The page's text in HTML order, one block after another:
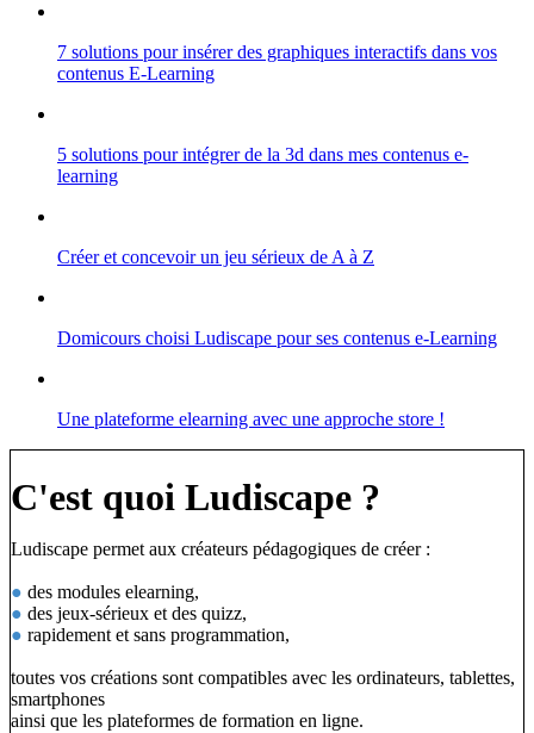
7 solutions pour insérer des graphiques interactifs dans vos
contenus E-Learning
5 solutions pour intégrer de la 3d dans mes contenus e-
learning
Créer et concevoir un jeu sérieux de A à Z
Domicours choisi Ludiscape pour ses contenus e-Learning
Une plateforme elearning avec une approche store !
C'est quoi Ludiscape ?
Ludiscape permet aux créateurs pédagogiques de créer :
● des modules elearning,
● des jeux-sérieux et des quizz,
● rapidement et sans programmation,
toutes vos créations sont compatibles avec les ordinateurs, tablettes,
smartphones
ainsi que les plateformes de formation en ligne.